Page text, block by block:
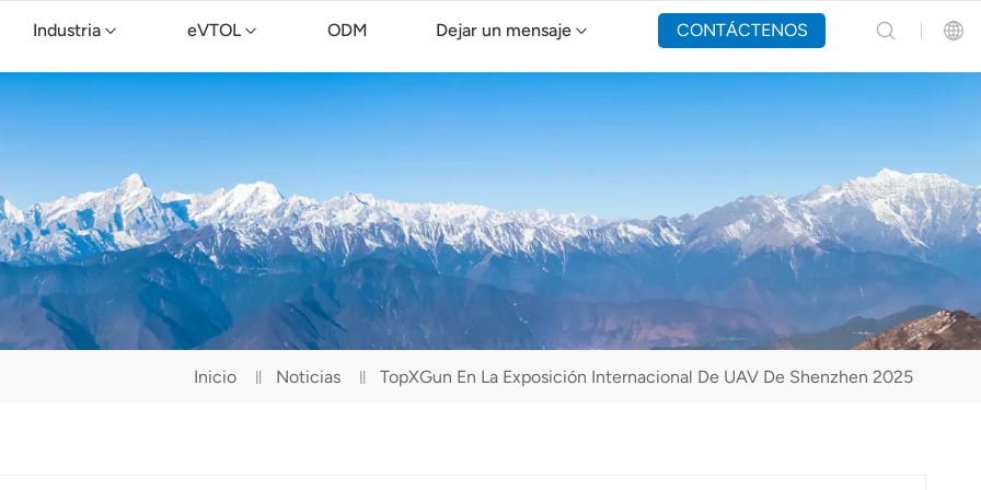
Industria eVTOL ODM Dejar un mensaje CONTÁCTENOS
Русский
Português(Portugal)
Português(Brasil)
Türkçe
Inicio Noticias TopXGun En La Exposición Internacional De UAV De Shenzhen 2025